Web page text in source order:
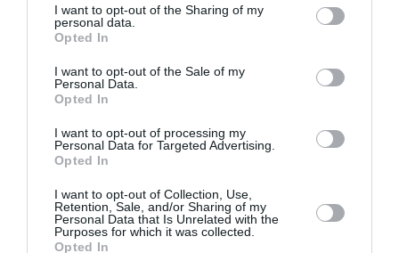
I want to opt-out of the Sharing of my
personal data.
Opted In
I want to opt-out of the Sale of my
Personal Data.
Opted In
I want to opt-out of processing my
Personal Data for Targeted Advertising.
Opted In
I want to opt-out of Collection, Use,
Retention, Sale, and/or Sharing of my
Personal Data that Is Unrelated with the
Purposes for which it was collected.
Opted In
Soutenez Air Journal participez
à son